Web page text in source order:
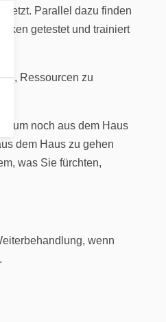
Parallel dazu finden
getestet und trainiert
Ressourcen zu
noch aus dem Haus
dem Haus zu gehen
was Sie fürchten,
wenn